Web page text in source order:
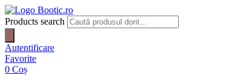
Products search
Autentificare
Favorite
0 Coș